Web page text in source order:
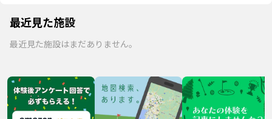
最近見た施設
最近見た施設はまだありません。